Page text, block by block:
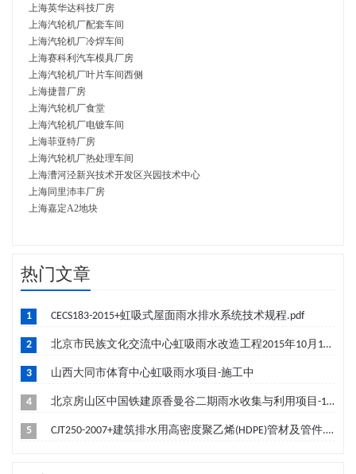
上海英华达科技厂房
上海汽轮机厂配套车间
上海汽轮机厂冷焊车间
上海赛科利汽车模具厂房
上海汽轮机厂叶片车间西侧
上海捷普厂房
上海汽轮机厂食堂
上海汽轮机厂电镀车间
上海菲亚特厂房
上海汽轮机厂热处理车间
上海漕河泾新兴技术开发区兴园技术中心
上海同里沛丰厂房
上海嘉定A2地块
热门文章
1 CECS183-2015+虹吸式屋面雨水排水系统技术规程.pdf
2 北京市民族文化交流中心虹吸雨水改造工程2015年10月19日成功签约-筹建中
3 山西大同市体育中心虹吸雨水项目-施工中
4 北京房山区中国铁建原香曼谷二期雨水收集与利用项目-10月竣工
5 CJT250-2007+建筑排水用高密度聚乙烯(HDPE)管材及管件.pdf